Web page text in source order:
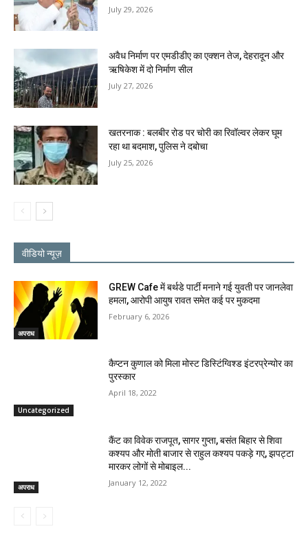
July 29, 2026
अवैध निर्माण पर एमडीडीए का एक्शन तेज, देहरादून और
ऋषिकेश में दो निर्माण सील
July 27, 2026
खतरनाक : बलबीर रोड पर चोरी का रिवॉल्वर लेकर घूम
रहा था बदमाश, पुलिस ने दबोचा
July 25, 2026
वीडियो न्यूज़
अपराध
GREW Cafe में बर्थडे पार्टी मनाने गई युवती पर जानलेवा
हमला, आरोपी आयुष रावत समेत कई पर मुकदमा
February 6, 2026
Uncategorized
कैप्टन कुणाल को मिला मोस्ट डिस्टिंग्विश्ड इंटरप्रेन्योर का
पुरस्कार
April 18, 2022
अपराध
कैंट का विवेक राजपूत, सागर गुप्ता, बसंत बिहार से शिवा
कश्यप और मोती बाजार से राहुल कश्यप पकड़े गए, झपट्टा
मारकर लोगों से मोबाइल...
January 12, 2022